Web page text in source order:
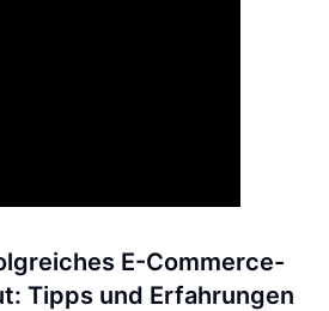
E-Commerce-
Tipps und Erfahrungen